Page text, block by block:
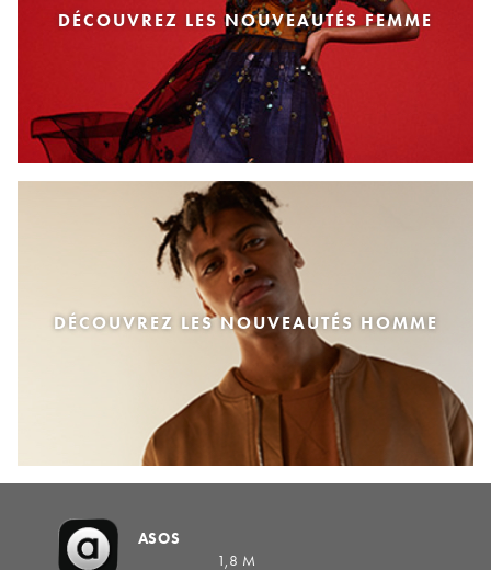
DÉCOUVREZ LES NOUVEAUTÉS FEMME
DÉCOUVREZ LES NOUVEAUTÉS HOMME
ASOS
1,8 M